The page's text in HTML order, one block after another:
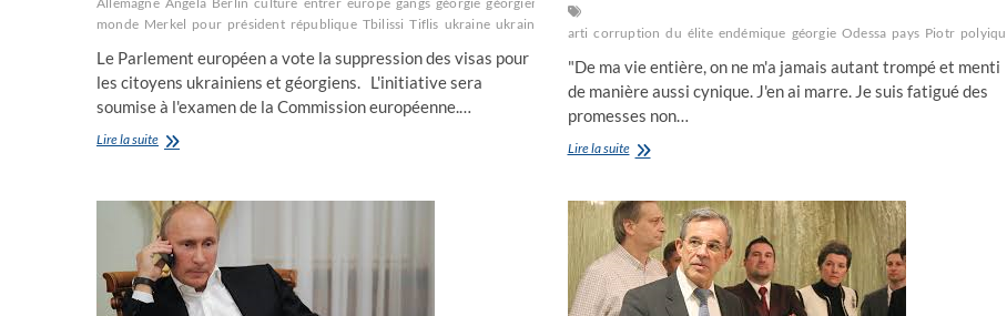
monde Merkel pour président république Tbilissi Tiflis ukraine ukrainien ukrainienne
Le Parlement européen a vote la suppression des visas pour
les citoyens ukrainiens et géorgiens. L'initiative sera
soumise à l'examen de la Commission européenne.…
Lire la suiteLe
supprime
les
visas
pour
les
Georgiens
arti corruption du élite endémique géorgie Odessa pays Piotr polyique
"De ma vie entière, on ne m'a jamais autant trompé et menti
de manière aussi cynique. J'en ai marre. Je suis fatigué des
promesses non…
Lire la suiteL’ex-
et
ex-
gouverneur
d’Odessa
Mikhaïl
Saakachvili